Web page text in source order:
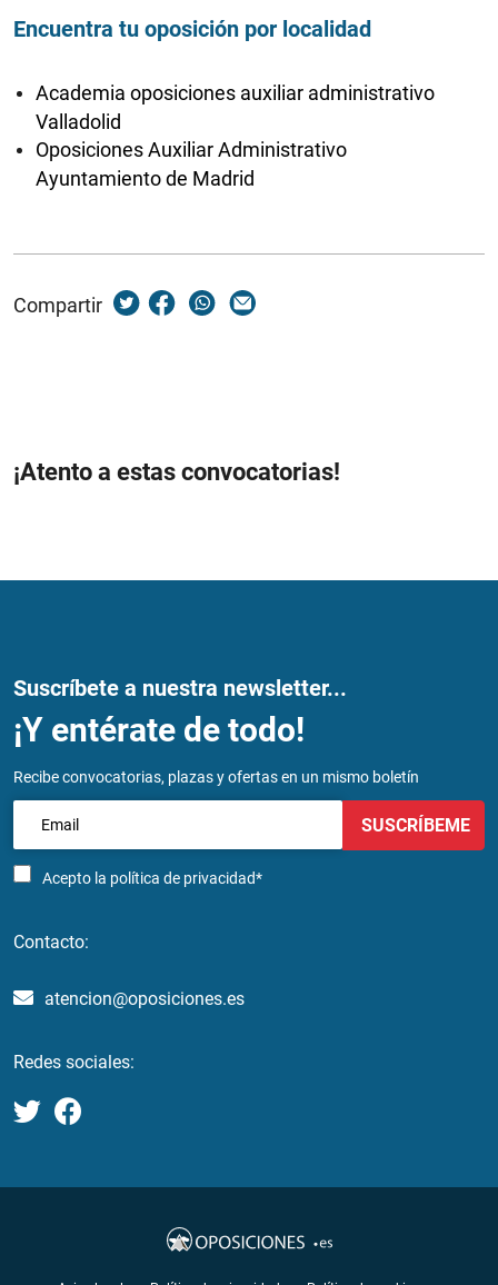
Encuentra tu oposición por localidad
Academia oposiciones auxiliar administrativo
Valladolid
Oposiciones Auxiliar Administrativo
Ayuntamiento de Madrid
Compartir
¡Atento a estas convocatorias!
Suscríbete a nuestra newsletter...
¡Y entérate de todo!
Recibe convocatorias, plazas y ofertas en un mismo boletín
Acepto la política de privacidad*
SUSCRÍBEME
Contacto:
atencion@oposiciones.es
Redes sociales: